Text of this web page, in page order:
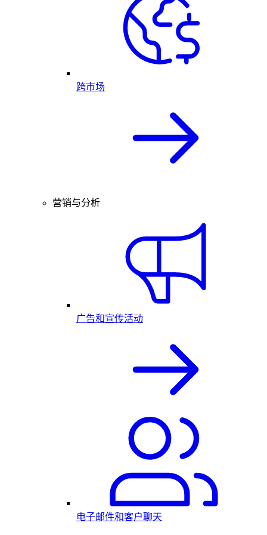
跨市场
营销与分析
广告和宣传活动
电子邮件和客户聊天